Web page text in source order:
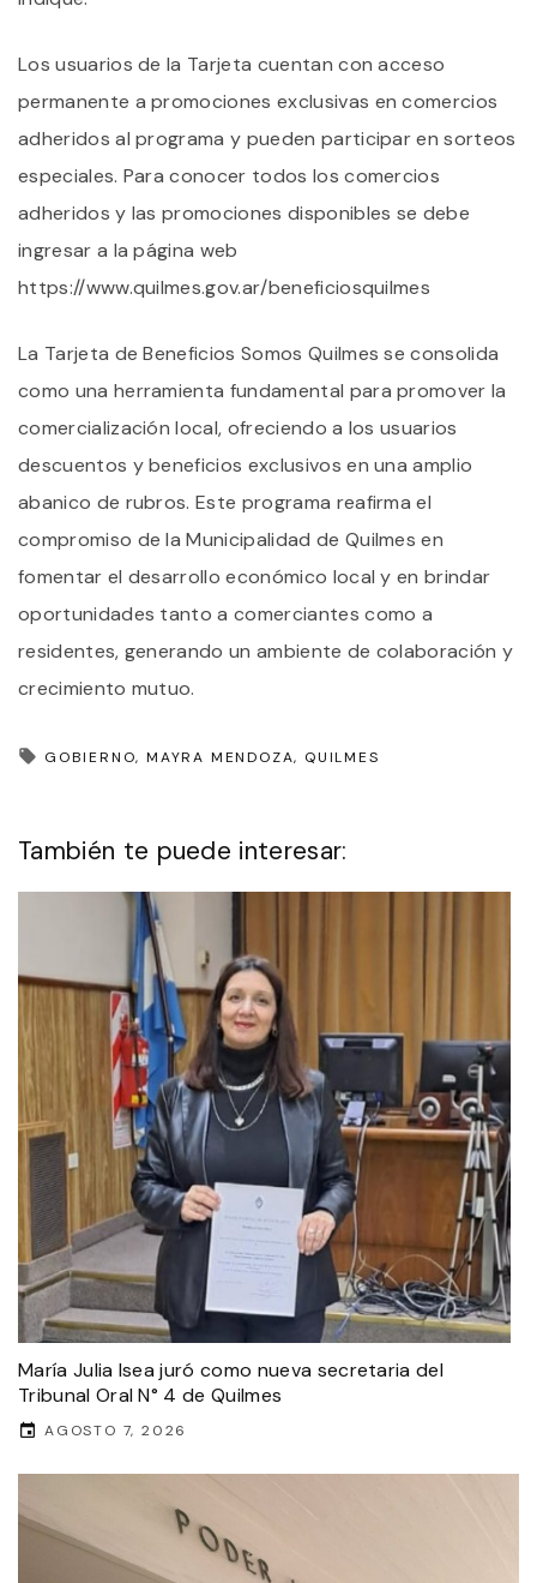
Los usuarios de la Tarjeta cuentan con acceso
permanente a promociones exclusivas en comercios
adheridos al programa y pueden participar en sorteos
especiales. Para conocer todos los comercios
adheridos y las promociones disponibles se debe
ingresar a la página web
https://www.quilmes.gov.ar/beneficiosquilmes
La Tarjeta de Beneficios Somos Quilmes se consolida
como una herramienta fundamental para promover la
comercialización local, ofreciendo a los usuarios
descuentos y beneficios exclusivos en una amplio
abanico de rubros. Este programa reafirma el
compromiso de la Municipalidad de Quilmes en
fomentar el desarrollo económico local y en brindar
oportunidades tanto a comerciantes como a
residentes, generando un ambiente de colaboración y
crecimiento mutuo.
GOBIERNO MAYRA MENDOZA QUILMES
También te puede interesar:
María Julia Isea juró como nueva secretaria del
Tribunal Oral N° 4 de Quilmes
AGOSTO 7, 2026